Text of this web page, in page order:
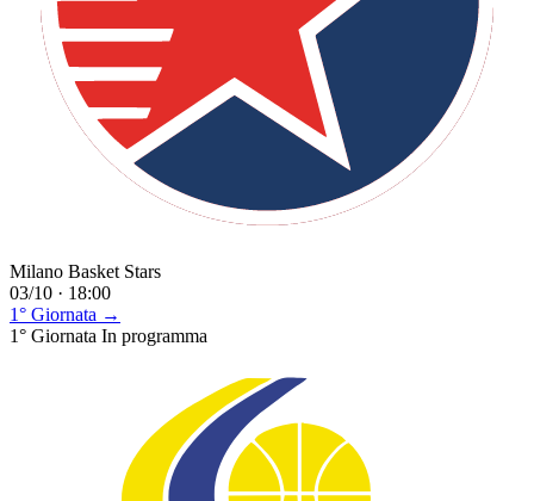
Milano Basket Stars
03/10 · 18:00
1° Giornata →
1° Giornata In programma